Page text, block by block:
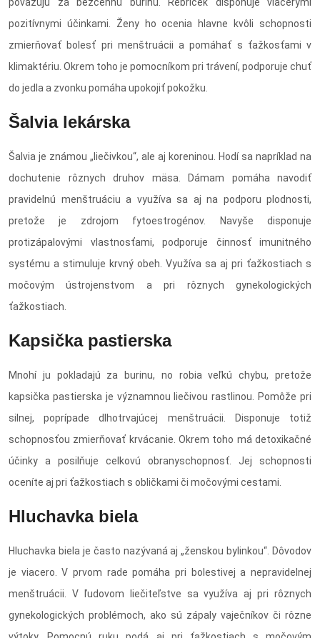
pozitívnymi účinkami. Ženy ho ocenia hlavne kvôli schopnosti
zmierňovať bolesť pri menštruácii a pomáhať s ťažkosťami v
klimaktériu. Okrem toho je pomocníkom pri trávení, podporuje chuť
do jedla a zvonku pomáha upokojiť pokožku.
Šalvia lekárska
Šalvia je známou „liečivkou“, ale aj koreninou. Hodí sa napríklad na
dochutenie rôznych druhov mäsa. Dámam pomáha navodiť
pravidelnú menštruáciu a využíva sa aj na podporu plodnosti,
pretože je zdrojom fytoestrogénov. Navyše disponuje
protizápalovými vlastnosťami, podporuje činnosť imunitného
systému a stimuluje krvný obeh. Využíva sa aj pri ťažkostiach s
močovým ústrojenstvom a pri rôznych gynekologických
ťažkostiach.
Kapsička pastierska
Mnohí ju pokladajú za burinu, no robia veľkú chybu, pretože
kapsička pastierska je významnou liečivou rastlinou. Pomôže pri
silnej, poprípade dlhotrvajúcej menštruácii. Disponuje totiž
schopnosťou zmierňovať krvácanie. Okrem toho má detoxikačné
účinky a posilňuje celkovú obranyschopnosť. Jej schopnosti
oceníte aj pri ťažkostiach s obličkami či močovými cestami.
Hluchavka biela
Hluchavka biela je často nazývaná aj „ženskou bylinkou“. Dôvodov
je viacero. V prvom rade pomáha pri bolestivej a nepravidelnej
menštruácii. V ľudovom liečiteľstve sa využíva aj pri rôznych
gynekologických problémoch, ako sú zápaly vaječníkov či rôzne